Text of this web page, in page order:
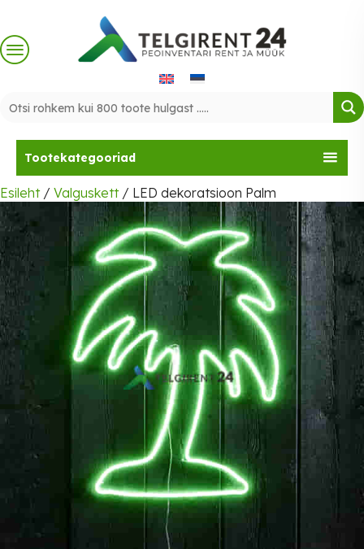
content
Tootekategooriad
Esileht/ Valguskett/ LED dekoratsioon Palm